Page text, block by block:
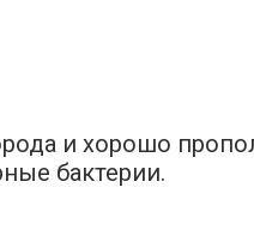
и хорошо
бактерии.